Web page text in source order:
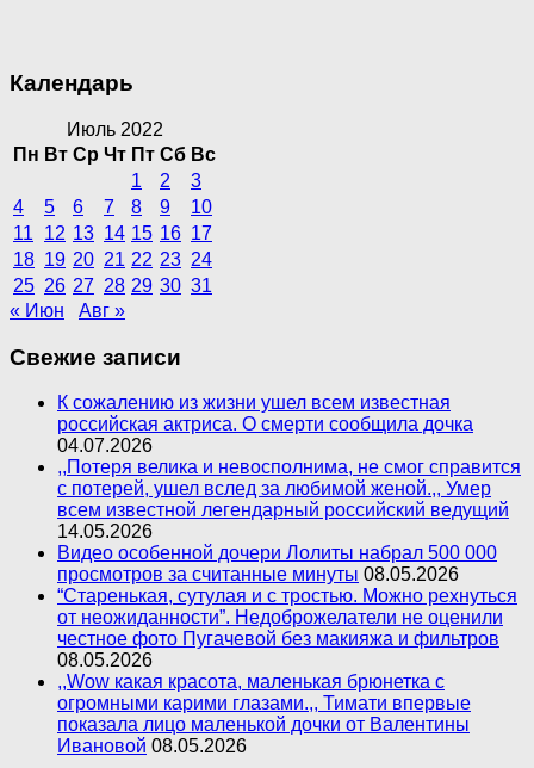
Календарь
Июль 2022
Пн Вт Ср Чт Пт Сб Вс
1
2
3
4
5 6 7 8 9
10
11
12 13 14 15 16 17
18 19 20 21 22 23 24
25 26 27 28 29 30 31
« Июн
Авг »
Свежие записи
К сожалению из жизни ушел всем известная
российская актриса. О смерти сообщила дочка
04.07.2026
,,Потеря велика и невосполнима, не смог справится
с потерей, ушел вслед за любимой женой.,, Умер
всем известной легендарный российский ведущий
14.05.2026
Видео особенной дочери Лолиты набрал 500 000
просмотров за считанные минуты 08.05.2026
“Старенькая, сутулая и с тростью. Можно рехнуться
от неожиданности”. Недоброжелатели не оценили
честное фото Пугачевой без макияжа и фильтров
08.05.2026
,,Wow какая красота, маленькая брюнетка с
огромными карими глазами.,, Тимати впервые
показала лицо маленькой дочки от Валентины
Ивановой 08.05.2026